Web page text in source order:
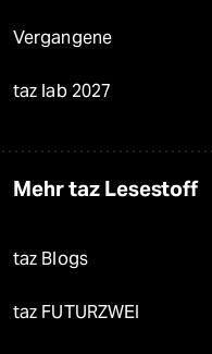
Vergangene
taz lab 2027
Mehr taz Lesestoff
taz Blogs
taz FUTURZWEI